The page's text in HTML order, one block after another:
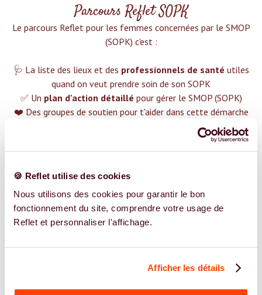
🍪 Reflet utilise des cookies
Nous utilisons des cookies pour garantir le bon
fonctionnement du site, comprendre votre usage de
Reflet et personnaliser l'affichage.
Afficher les détails
Parcours Reflet SOPK
Le parcours Reflet pour les femmes concernées par le SMOP
(SOPK) c'est :‍
🩺 La liste des lieux et des professionnels de santé utiles
quand on veut prendre soin de son SOPK
✅ Un plan d'action détaillé pour gérer le SMOP (SOPK)
❤️ Des groupes de soutien pour t'aider dans cette démarche
😉 Du contenu avec tout ce que tu dois savoir sur
le SMOP
Plus de 400 femmes déjà accompagnées !